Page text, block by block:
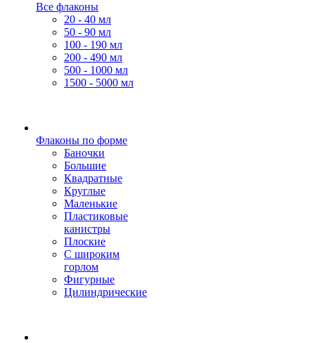
Все флаконы
20 - 40 мл
50 - 90 мл
100 - 190 мл
200 - 490 мл
500 - 1000 мл
1500 - 5000 мл
Флаконы по форме
Баночки
Большие
Квадратные
Круглые
Маленькие
Пластиковые
канистры
Плоские
С широким
горлом
Фигурные
Цилиндрические